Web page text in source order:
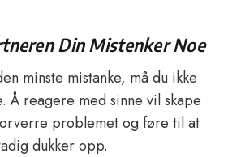
Din Mistenker Noe
minste mistanke, må du ikke
Å reagere med sinne vil skape
problemet og føre til at
dukker opp.